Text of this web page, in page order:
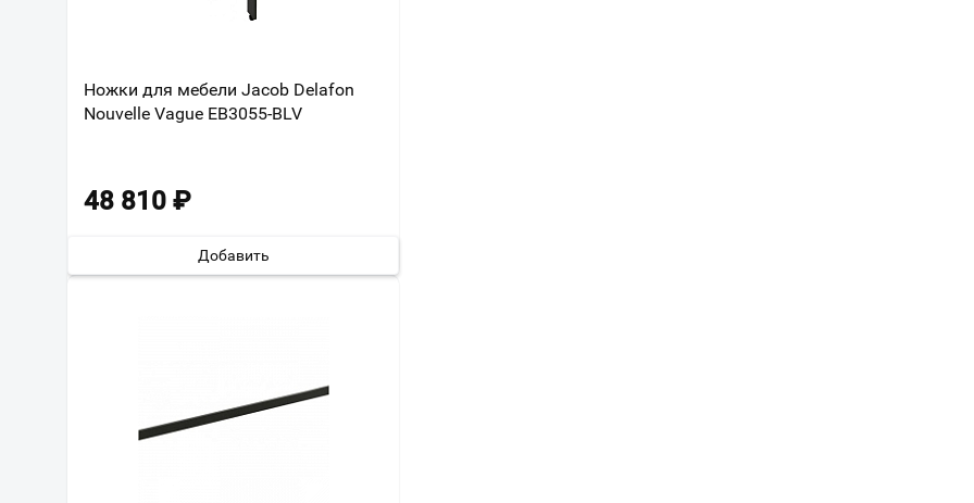
Ножки для мебели Jacob Delafon
Nouvelle Vague EB3055-BLV
48 810 ₽
Добавить